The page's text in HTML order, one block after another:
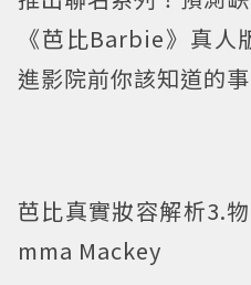
《芭比Barbie》真人
進影院前你該知道的事
芭比真實妝容解析3.
mma Mackey